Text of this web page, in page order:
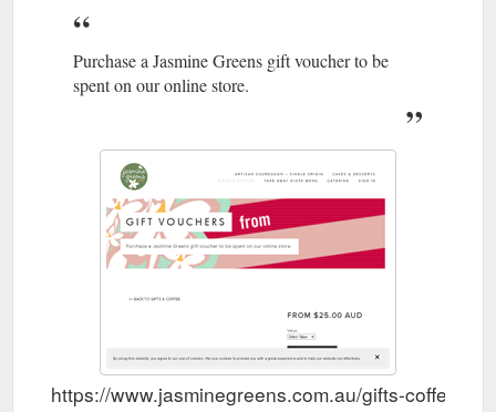
Purchase a Jasmine Greens gift voucher to be
spent on our online store.
https://www.jasminegreens.com.au/gifts-coffee/